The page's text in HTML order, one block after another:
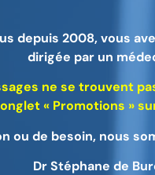
depuis 2008, vous
dirigée par un
ne se trouvent
« Promotions »
ou de besoin, nous
Dr Stéphane de